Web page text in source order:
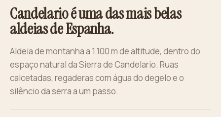
Candelario é uma das mais belas
aldeias de Espanha.
Aldeia de montanha a 1.100 m de altitude, dentro do
espaço natural da Sierra de Candelario. Ruas
calcetadas, regaderas com água do degelo e o
silêncio da serra a um passo.